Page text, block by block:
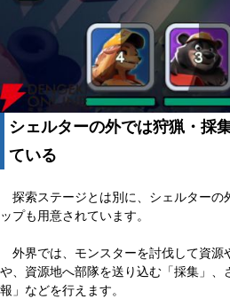
シェルターの外では狩猟・採
ている
探索ステージとは別に、シェルターの
ップも用意されています。
外界では、モンスターを討伐して資源
や、資源地へ部隊を送り込む「採集」
報」などを行えます。